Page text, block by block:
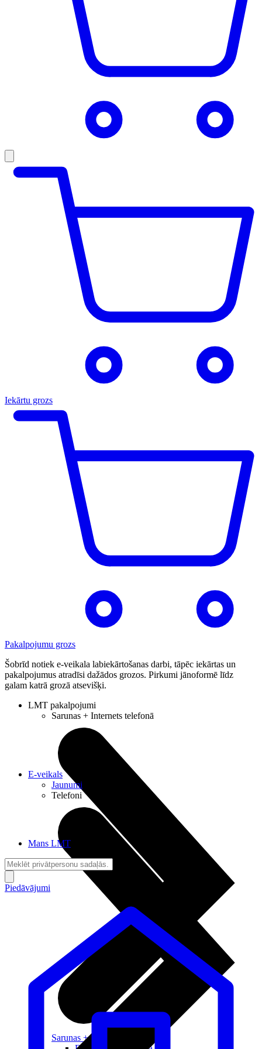
Iekārtu grozs
Pakalpojumu grozs
Šobrīd notiek e-veikala labiekārtošanas darbi, tāpēc iekārtas un
pakalpojumus atradīsi dažādos grozos. Pirkumi jānoformē līdz
galam katrā grozā atsevišķi.
LMT pakalpojumi
Sarunas + Internets telefonā
Sarunas + Internets
E-veikals
Jaunumi
Telefoni
Mans LMT
Piedāvājumi